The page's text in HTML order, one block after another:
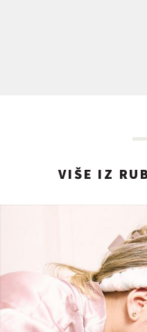
VIŠE IZ